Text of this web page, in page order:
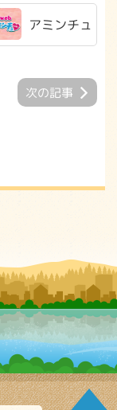
アミンチュ
次の記事